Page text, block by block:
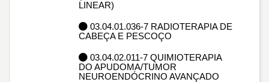
LINEAR)
03.04.01.036-7 RADIOTERAPIA DE
CABEÇA E PESCOÇO
03.04.02.011-7 QUIMIOTERAPIA
DO APUDOMA/TUMOR
NEUROENDÓCRINO AVANÇADO